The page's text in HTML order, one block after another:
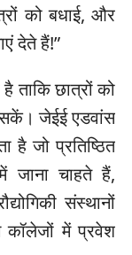
को बधाई, और
देते हैं!”
ताकि छात्रों को
जेईई एडवांस
है जो प्रतिष्ठित
जाना चाहते हैं,
संस्थानों
कॉलेजों में प्रवेश